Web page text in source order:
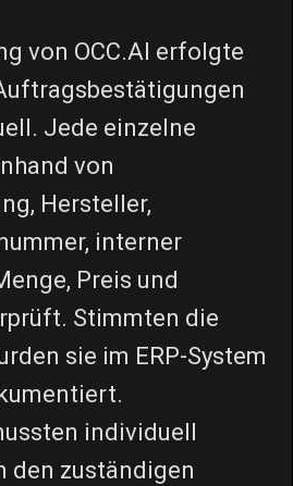
von OCC.AI erfolgte
Jede einzelne
von
Hersteller,
interner
Preis und
Stimmten die
sie im ERP-System
individuell
den zuständigen